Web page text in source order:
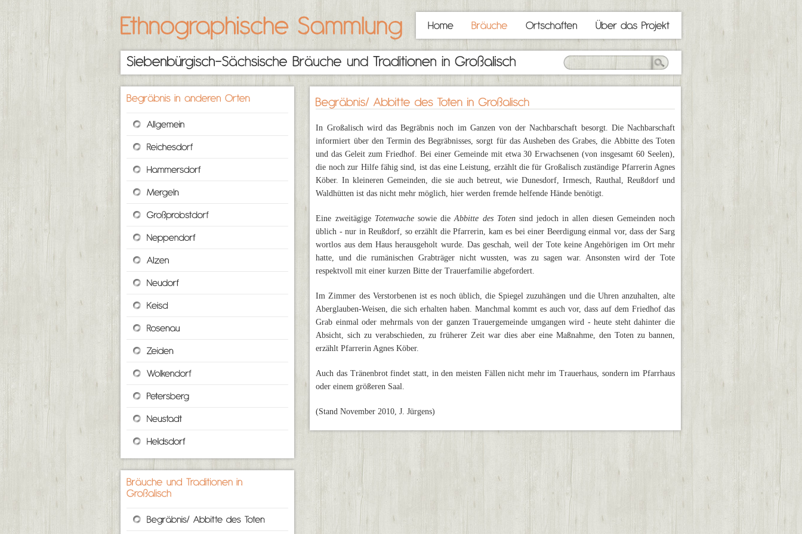
In Großalisch wird das Begräbnis noch im Ganzen von der Nachbarschaft besorgt. Die Nachbarschaft
informiert über den Termin des Begräbnisses, sorgt für das Ausheben des Grabes, die Abbitte des Toten
und das Geleit zum Friedhof. Bei einer Gemeinde mit etwa 30 Erwachsenen (von insgesamt 60 Seelen),
die noch zur Hilfe fähig sind, ist das eine Leistung, erzählt die für Großalisch zuständige Pfarrerin Agnes
Köber. In kleineren Gemeinden, die sie auch betreut, wie Dunesdorf, Irmesch, Rauthal, Reußdorf und
Waldhütten ist das nicht mehr möglich, hier werden fremde helfende Hände benötigt.
Eine zweitägige Totenwachesowie dieAbbitte des Totensind jedoch in allen diesen Gemeinden noch
üblich - nur in Reußdorf, so erzählt die Pfarrerin, kam es bei einer Beerdigung einmal vor, dass der Sarg
wortlos aus dem Haus herausgeholt wurde. Das geschah, weil der Tote keine Angehörigen im Ort mehr
hatte, und die rumänischen Grabträger nicht wussten, was zu sagen war. Ansonsten wird der Tote
respektvoll mit einer kurzen Bitte der Trauerfamilie abgefordert.
Im Zimmer des Verstorbenen ist es noch üblich, die Spiegel zuzuhängen und die Uhren anzuhalten, alte
Aberglauben-Weisen, die sich erhalten haben. Manchmal kommt es auch vor, dass auf dem Friedhof das
Grab einmal oder mehrmals von der ganzen Trauergemeinde umgangen wird - heute steht dahinter die
Absicht, sich zu verabschieden, zu früherer Zeit war dies aber eine Maßnahme, den Toten zu bannen,
erzählt Pfarrerin Agnes Köber.
Auch das Tränenbrot findet statt, in den meisten Fällen nicht mehr im Trauerhaus, sondern im Pfarrhaus
oder einem größeren Saal.
(Stand November 2010, J. Jürgens)